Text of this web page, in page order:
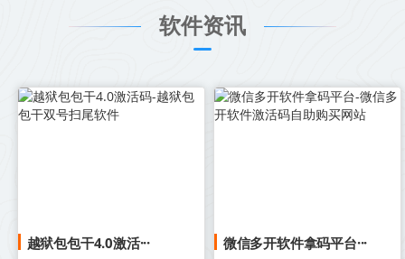
软件资讯
越狱包包干4.0激活··· 微信多开软件拿码平台···